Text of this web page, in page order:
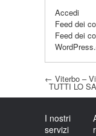
Accedi
Feed dei
Feed dei
Post
← Viterbo –
TUTTI LO
I nostri
servizi